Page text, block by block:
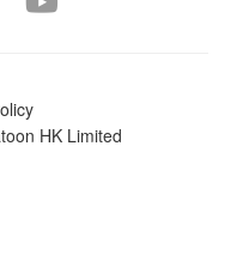
HK Limited